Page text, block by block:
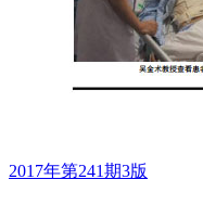
2017年第241期3版